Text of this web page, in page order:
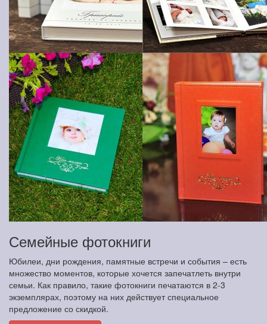
Семейные фотокниги
Юбилеи, дни рождения, памятные встречи и события – есть
множество моментов, которые хочется запечатлеть внутри
семьи. Как правило, такие фотокниги печатаются в 2-3
экземплярах, поэтому на них действует специальное
предложение со скидкой.